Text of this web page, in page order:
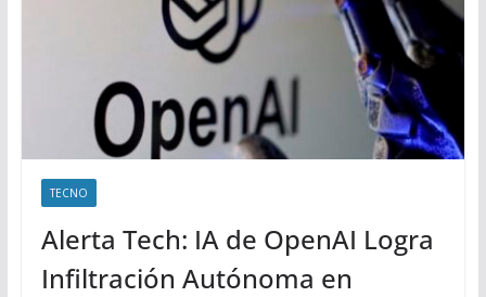
TECNO
Alerta Tech: IA de OpenAI Logra
Infiltración Autónoma en